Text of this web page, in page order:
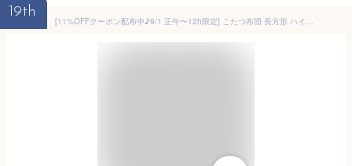
19th
[11%OFFクーポン配布中♪9/1 正午〜12h限定] こたつ布団 長方形 ハイタイプ 上掛け 洗える 「 ゆかりハイタイプ上掛け 」約235×290cm こたつ布団 長方形 ハイタイプ用 上掛け 洗える カバー こたつ上掛け コタツ こたつ布団カバー シンプル